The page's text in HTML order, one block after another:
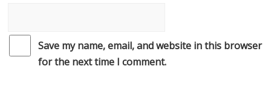
Save my name, email, and website in this browser
for the next time I comment.